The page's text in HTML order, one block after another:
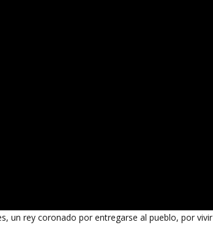
un rey coronado por entregarse al pueblo, por vivir